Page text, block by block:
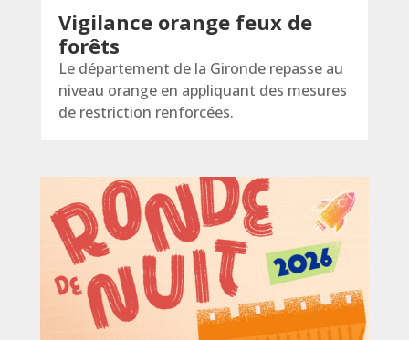
Vigilance orange feux de
forêts
Le département de la Gironde repasse au
niveau orange en appliquant des mesures
de restriction renforcées.